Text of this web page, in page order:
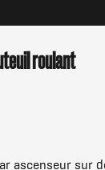
roulant
sur